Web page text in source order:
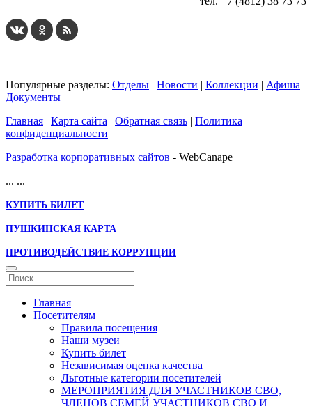
Популярные разделы: Отделы | Новости | Коллекции | Афиша |
Документы
Главная | Карта сайта | Обратная связь | Политика
конфиденциальности
Разработка корпоративных сайтов - WebCanape
... ...
КУПИТЬ БИЛЕТ
ПУШКИНСКАЯ КАРТА
ПРОТИВОДЕЙСТВИЕ КОРРУПЦИИ
Главная
Посетителям
Правила посещения
Наши музеи
Купить билет
Независимая оценка качества
Льготные категории посетителей
МЕРОПРИЯТИЯ ДЛЯ УЧАСТНИКОВ СВО,
ЧЛЕНОВ СЕМЕЙ УЧАСТНИКОВ СВО И